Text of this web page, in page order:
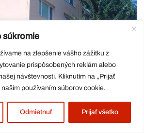
súkromie
na zlepšenie vášho zážitku z
prispôsobených reklám alebo
návštevnosti. Kliknutím na „Prijať
naším používaním súborov cookie.
Odmietnuť Prijať všetko